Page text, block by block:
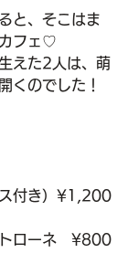
と、そこはま
フェ♡
えた2人は、萌
くのでした！
ス付き）¥1,200
ローネ　¥800